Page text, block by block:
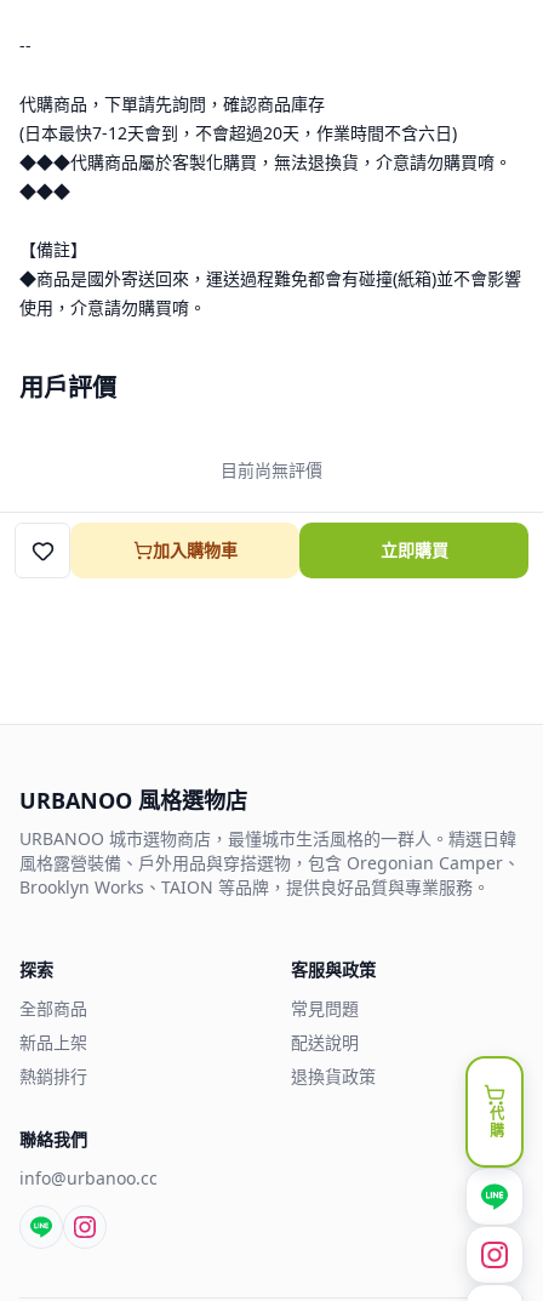
--
代購商品，下單請先詢問，確認商品庫存
(日本最快7-12天會到，不會超過20天，作業時間不含六日)
◆◆◆代購商品屬於客製化購買，無法退換貨，介意請勿購買唷。
◆◆◆
【備註】
◆商品是國外寄送回來，運送過程難免都會有碰撞(紙箱)並不會影響
使用，介意請勿購買唷。
用戶評價
目前尚無評價
加入購物車 立即購買
URBANOO 風格選物店
URBANOO 城市選物商店，最懂城市生活風格的一群人。精選日韓
風格露營裝備、戶外用品與穿搭選物，包含 Oregonian Camper、
Brooklyn Works、TAION 等品牌，提供良好品質與專業服務。
探索
全部商品
新品上架
熱銷排行
客服與政策
常見問題
配送說明
退換貨政策
聯絡我們
info@urbanoo.cc
代購